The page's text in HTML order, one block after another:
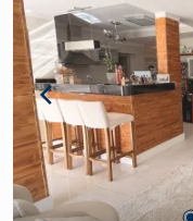
bairro Nova
comodidade para
Neto Consultoria
mercado
visita.